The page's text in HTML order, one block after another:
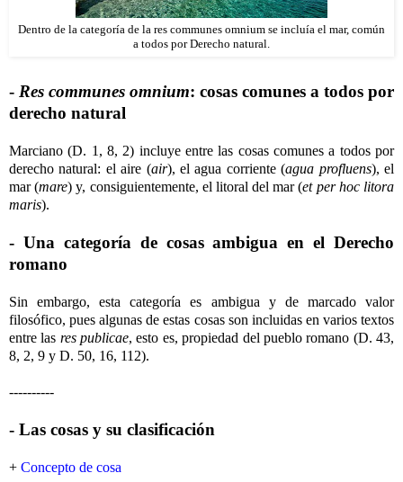
Dentro de la categoría de la res communes omnium se incluía el mar, común
a todos por Derecho natural.
- Res communes omnium: cosas comunes a todos por
derecho natural
Marciano (D. 1, 8, 2) incluye entre las cosas comunes a todos por
derecho natural: el aire (air), el agua corriente (agua profluens), el
mar (mare) y, consiguientemente, el litoral del mar (et per hoc litora
maris).
- Una categoría de cosas ambigua en el Derecho
romano
Sin embargo, esta categoría es ambigua y de marcado valor
filosófico, pues algunas de estas cosas son incluidas en varios textos
entre las res publicae, esto es, propiedad del pueblo romano (D. 43,
8, 2, 9 y D. 50, 16, 112).
----------
- Las cosas y su clasificación
+ Concepto de cosa